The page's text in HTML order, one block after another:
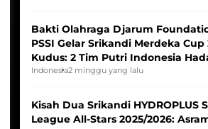
Bakti Olahraga Djarum
PSSI Gelar Srikandi Merdeka Cup
Kudus: 2 Tim Putri Indonesia
Tim Asia
Indonesia2 minggu yang lalu
Kisah Dua Srikandi HYDROPLUS
League All-Stars 2025/2026: